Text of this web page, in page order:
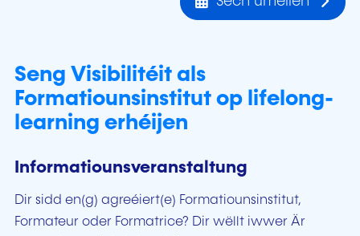
Seng Visibilitéit als
Formatiounsinstitut op lifelong-
learning erhéijen
Informatiounsveranstaltung
Dir sidd en(g) agreéiert(e) Formatiounsinstitut,
Formateur oder Formatrice? Dir wëllt iwwer Är